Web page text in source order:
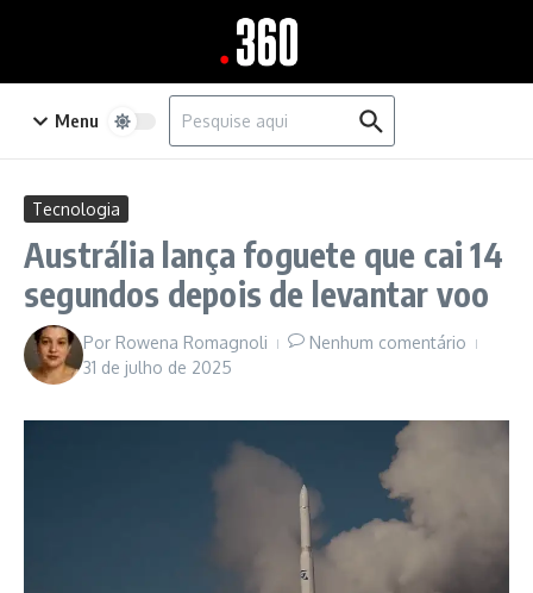
Menu
Procurar por:
Tecnologia
Austrália lança foguete que cai 14
segundos depois de levantar voo
Por Rowena Romagnoli
Nenhum comentário
31 de julho de 2025